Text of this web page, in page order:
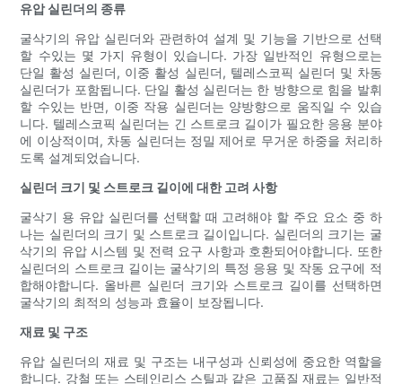
유압 실린더의 종류
굴삭기의 유압 실린더와 관련하여 설계 및 기능을 기반으로 선택
할 수있는 몇 가지 유형이 있습니다. 가장 일반적인 유형으로는
단일 활성 실린더, 이중 활성 실린더, 텔레스코픽 실린더 및 차동
실린더가 포함됩니다. 단일 활성 실린더는 한 방향으로 힘을 발휘
할 수있는 반면, 이중 작용 실린더는 양방향으로 움직일 수 있습
니다. 텔레스코픽 실린더는 긴 스트로크 길이가 필요한 응용 분야
에 이상적이며, 차동 실린더는 정밀 제어로 무거운 하중을 처리하
도록 설계되었습니다.
실린더 크기 및 스트로크 길이에 대한 고려 사항
굴삭기 용 유압 실린더를 선택할 때 고려해야 할 주요 요소 중 하
나는 실린더의 크기 및 스트로크 길이입니다. 실린더의 크기는 굴
삭기의 유압 시스템 및 전력 요구 사항과 호환되어야합니다. 또한
실린더의 스트로크 길이는 굴삭기의 특정 응용 및 작동 요구에 적
합해야합니다. 올바른 실린더 크기와 스트로크 길이를 선택하면
굴삭기의 최적의 성능과 효율이 보장됩니다.
재료 및 구조
유압 실린더의 재료 및 구조는 내구성과 신뢰성에 중요한 역할을
합니다. 강철 또는 스테인리스 스틸과 같은 고품질 재료는 일반적